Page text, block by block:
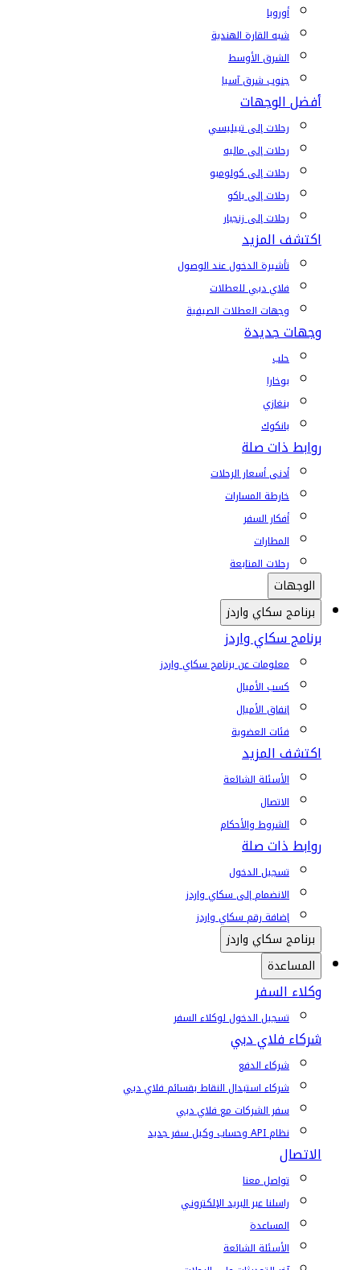
أوروبا
شبه القارة الهندية
الشرق الأوسط
جنوب شرق آسيا
أفضل الوجهات
رحلات إلى تبيليسي
رحلات إلى ماليه
رحلات إلى كولومبو
رحلات إلى باكو
رحلات إلى زنجبار
اكتشف المزيد
تأشيرة الدخول عند الوصول
فلاي دبي للعطلات
وجهات العطلات الصيفية
وجهات جديدة
حلب
بوخارا
بنغازي
بانكوك
روابط ذات صلة
أدنى أسعار الرحلات
خارطة المسارات
أفكار السفر
المطارات
رحلات المتابعة
الوجهات
برنامج سكاي واردز
برنامج سكاي واردز
معلومات عن برنامج سكاي واردز
كسب الأميال
إنفاق الأميال
فئات العضوية
اكتشف المزيد
الأسئلة الشائعة
الاتصال
الشروط والأحكام
روابط ذات صلة
تسجيل الدخول
الانضمام إلى سكاي واردز
إضافة رقم سكاي واردز
برنامج سكاي واردز
المساعدة
وكلاء السفر
تسجيل الدخول لوكلاء السفر
شركاء فلاي دبي
شركاء الدفع
شركاء استبدال النقاط بقسائم فلاي دبي
سفر الشركات مع فلاي دبي
نظام API وحساب وكيل سفر جديد
الاتصال
تواصل معنا
راسلنا عبر البريد الإلكتروني
المساعدة
الأسئلة الشائعة